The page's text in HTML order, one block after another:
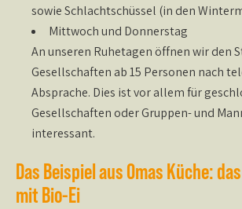
sowie Schlachtschüssel (in den
Mittwoch und Donnerstag
An unseren Ruhetagen öffnen wir den
Gesellschaften ab 15 Personen nach
Absprache. Dies ist vor allem für
Gesellschaften oder Gruppen- und
interessant.
Das Beispiel aus Omas Küche:
mit Bio-Ei